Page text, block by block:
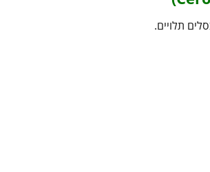
תלויים.